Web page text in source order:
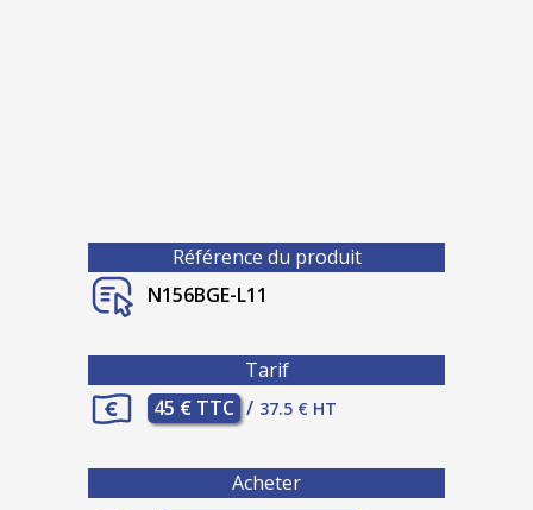
Référence du produit
N156BGE-L11
Tarif
45 € TTC / 37.5 € HT
Acheter